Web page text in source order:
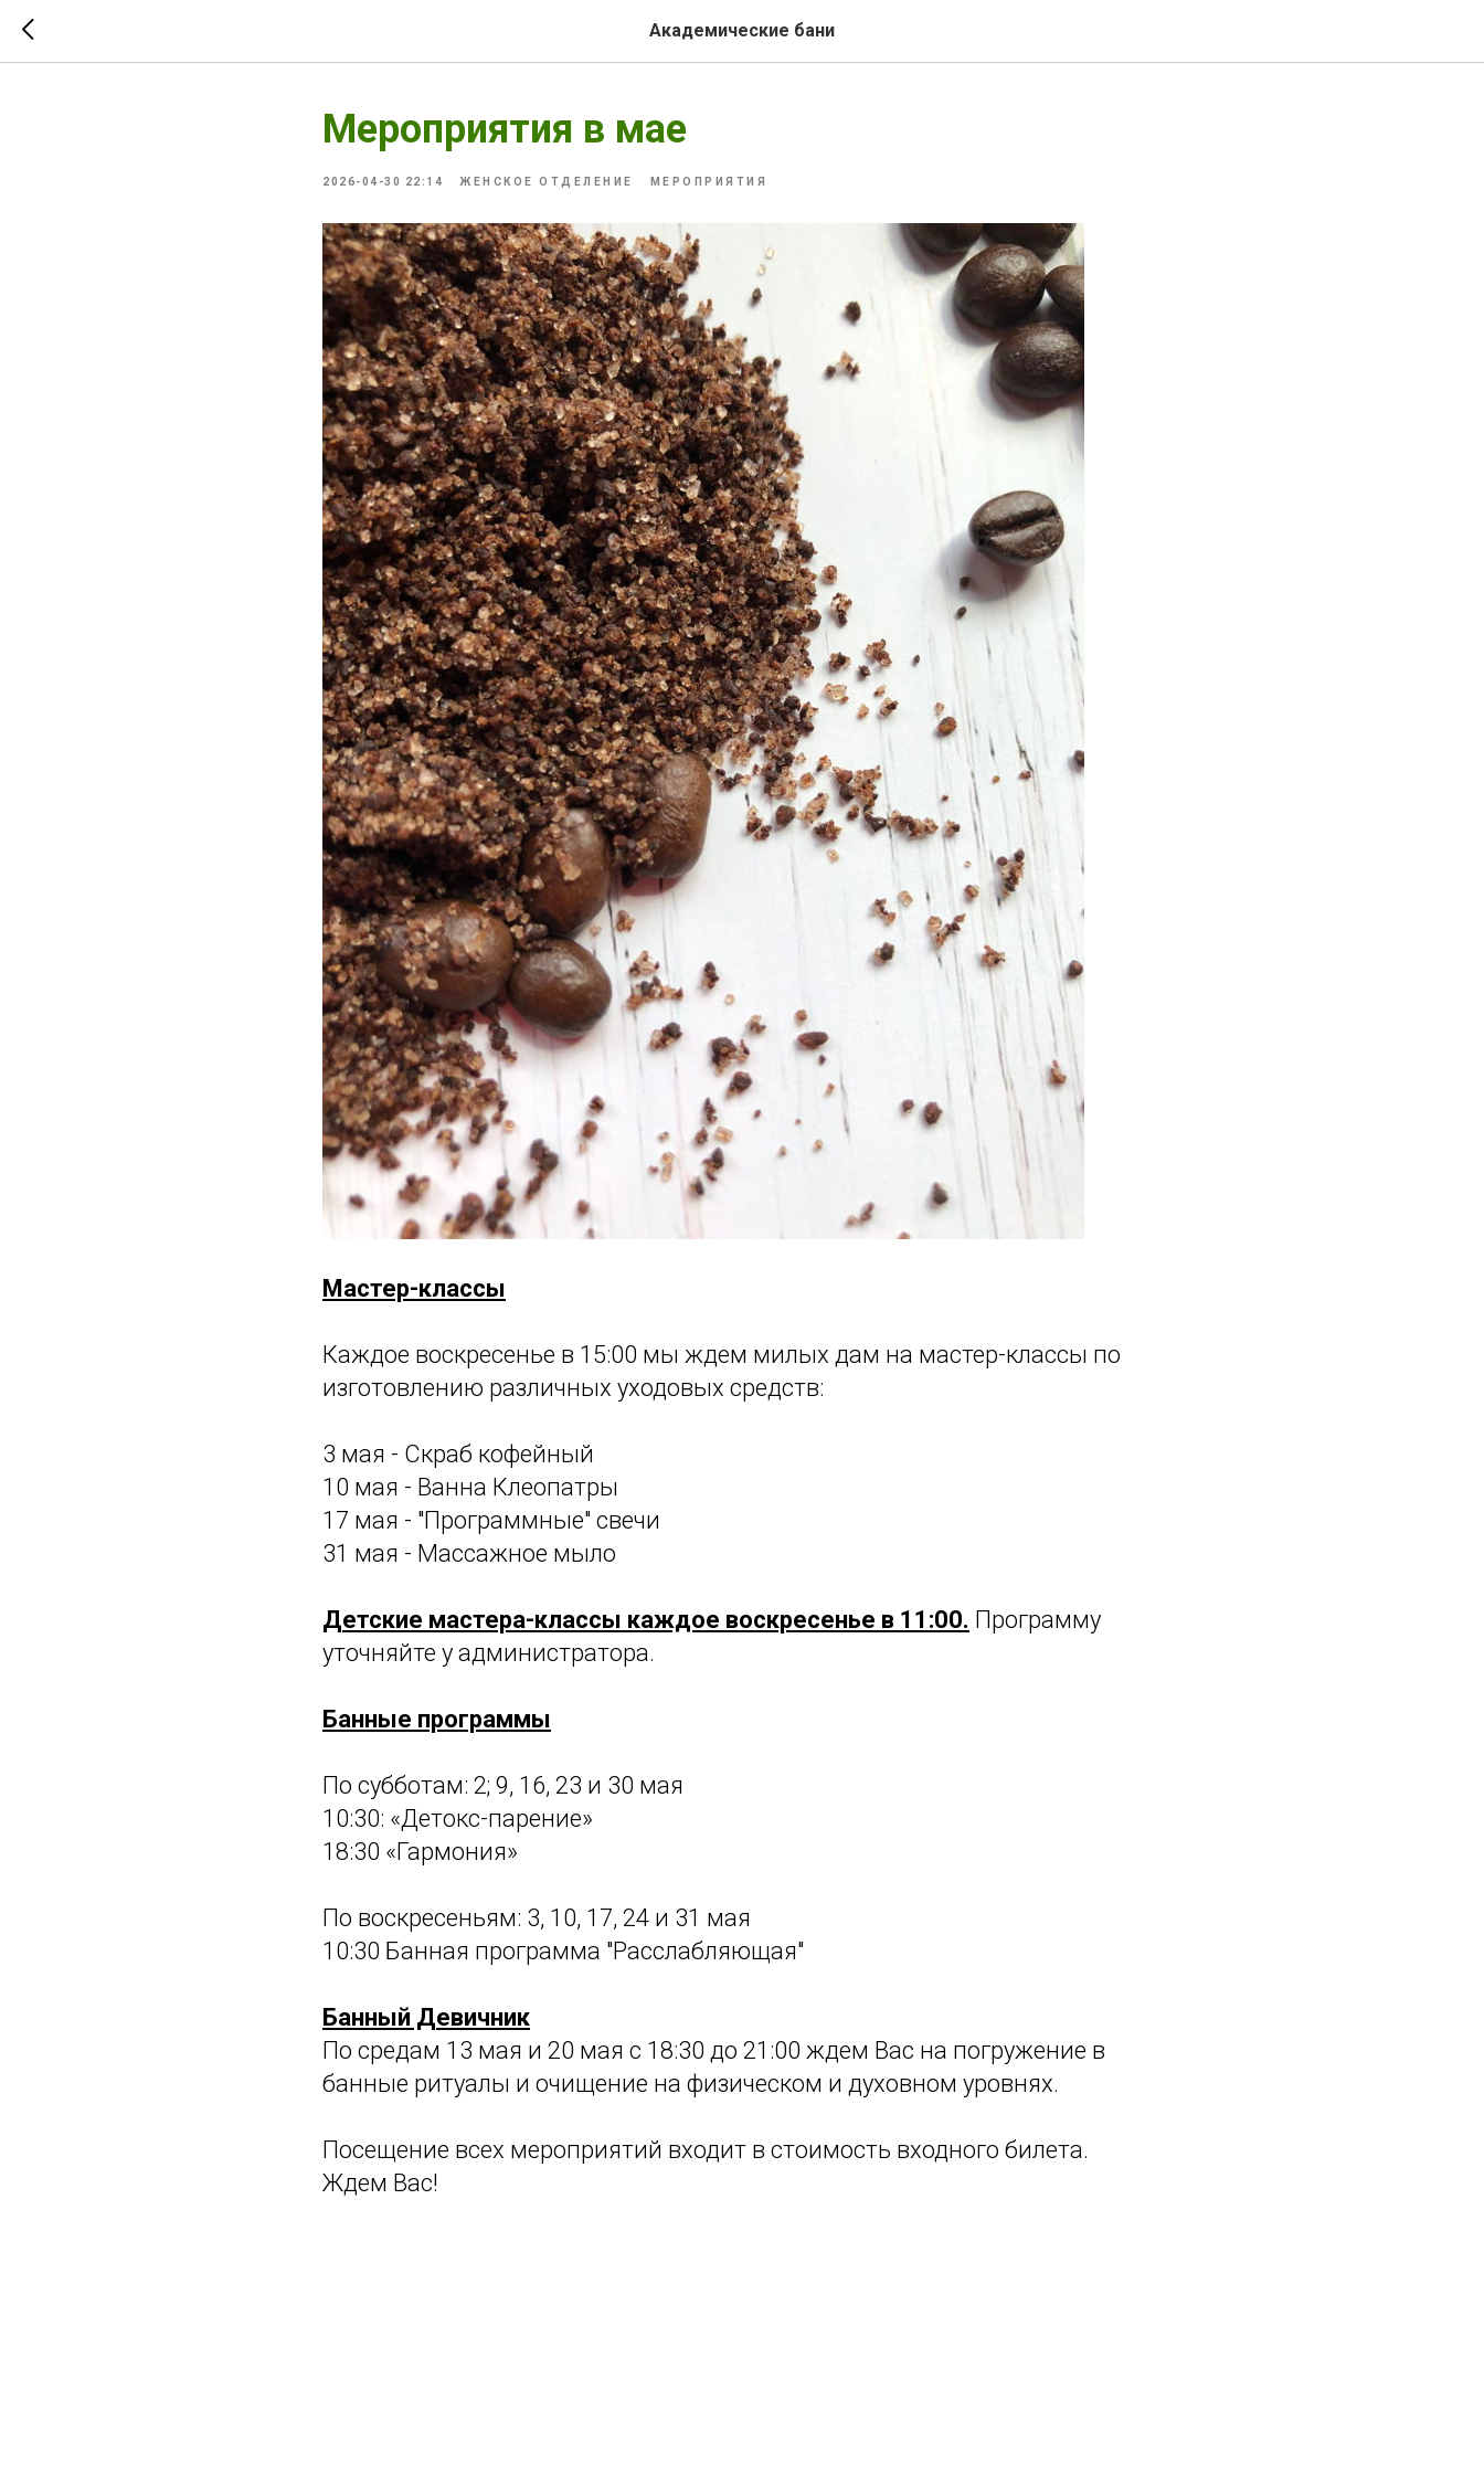
Академические бани
Мероприятия в мае
2026-04-30 22:14 ЖЕНСКОЕ ОТДЕЛЕНИЕ МЕРОПРИЯТИЯ
Мастер-классы
Каждое воскресенье в 15:00 мы ждем милых дам на мастер-классы по
изготовлению различных уходовых средств:
3 мая - Скраб кофейный
10 мая - Ванна Клеопатры
17 мая - "Программные" свечи
31 мая - Массажное мыло
Детские мастера-классы каждое воскресенье в 11:00. Программу
уточняйте у администратора.
Банные программы
По субботам: 2; 9, 16, 23 и 30 мая
10:30: «Детокс-парение»
18:30 «Гармония»
По воскресеньям: 3, 10, 17, 24 и 31 мая
10:30 Банная программа "Расслабляющая"
Банный Девичник
По средам 13 мая и 20 мая с 18:30 до 21:00 ждем Вас на погружение в
банные ритуалы и очищение на физическом и духовном уровнях.
Посещение всех мероприятий входит в стоимость входного билета.
Ждем Вас!